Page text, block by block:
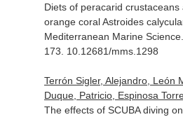
Diets of peracarid
orange coral Astroides
Mediterranean Marine Science
173. 10.12681/mms.1298
Terrón Sigler, Alejandro, León
Duque, Patricio, Espinosa
The effects of SCUBA diving